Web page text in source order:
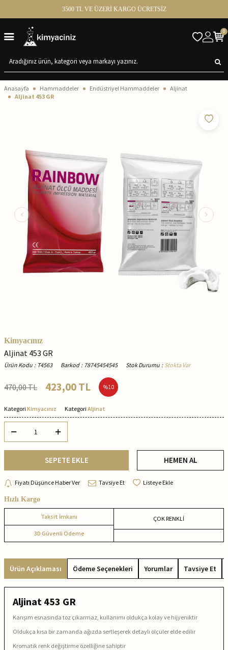
3500 TL VE ÜZERİ KARGO ÜCRETSİZ
0
Anasayfa Hammaddeler Endüstriyel Hammaddeler
Aljinat
Aljinat 453 GR
Kimyacınız
Aljinat 453 GR
Ürün Kodu : T4563 Barkod : 78745454545 Stok Durumu : Stokta Var
470,00TL 423,00TL %10
Kategori Kimyacınız Kategori Aljinat
SEPETE EKLE HEMEN AL
Fiyatı Düşünce Haber Ver Tavsiye Et Listeye Ekle
Hızlı Kargo
Taksit İmkanı
3D Güvenli Ödeme
ÇOK RENKLİ
Ürün Açıklaması Ödeme Seçenekleri Yorumlar Tavsiye Et
Aljinat 453 GR
Karışım esnasında toz çıkarmaz, kullanımı oldukça kolay ve hijyeniktir
Oldukça kısa bir zamanda ağızda sertleşerek detaylı ölçüler elde edilir
Kromatik renk değiştirme özelliğine sahiptir